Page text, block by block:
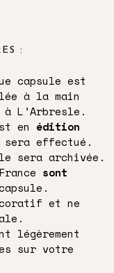
:
capsule est
à la main
L’Arbresle.
en édition
sera effectué.
sera archivée.
sont
et ne
légèrement
sur votre